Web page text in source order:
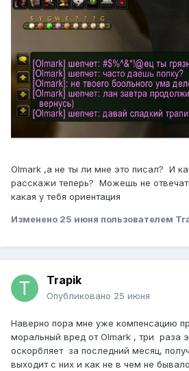
Olmark ,а не ты ли мне это писал? И
расскажи теперь? Можешь не
какая у тебя ориентация
Изменено 25 июня пользователем
Trapik
Опубликовано 25 июня
Наверно пора мне уже компенсацию
моральный вред от Olmark , три раза
оскорбляет за последний месяц,
выходит с них и как не в чем не